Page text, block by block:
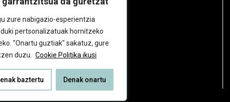
zure nabigazio-esperientzia
pertsonalizatuak hornitzeko
"Onartu guztiak" sakatuz, gure
duzu.
Cookie Politika ikusi
baztertu Denak onartu
943 218 092
jakin@jakin.eus